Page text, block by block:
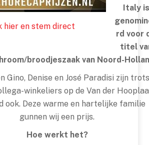
hier en stem direct
Italy is
rd voor
titel
broodjeszaak van Noord-
Gino, Denise en José Paradisi zijn
winkeliers op de Van der
ook. Deze warme en hartelijke familie
gunnen wij een prijs.
Hoe werkt het?